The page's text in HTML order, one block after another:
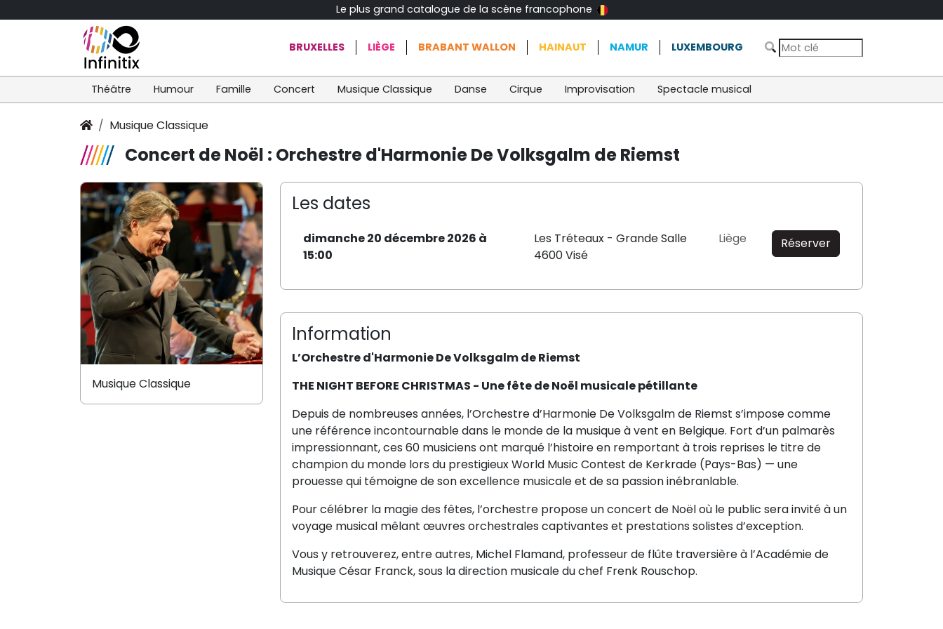
Le plus grand catalogue de la scène francophone
BRUXELLES LIÈGE BRABANT WALLON HAINAUT NAMUR LUXEMBOURG
Théâtre Humour Famille Concert Musique Classique Danse Cirque Improvisation Spectacle musical
Musique Classique
Concert de Noël : Orchestre d'Harmonie De Volksgalm de Riemst
Les dates
dimanche 20 décembre 2026 à
15:00
Les Tréteaux - Grande Salle
4600 Visé
Liège Réserver
Information
L’Orchestre d'Harmonie De Volksgalm de Riemst
THE NIGHT BEFORE CHRISTMAS - Une fête de Noël musicale pétillante
Depuis de nombreuses années, l’Orchestre d’Harmonie De Volksgalm de Riemst s’impose comme
une référence incontournable dans le monde de la musique à vent en Belgique. Fort d’un palmarès
impressionnant, ces 60 musiciens ont marqué l’histoire en remportant à trois reprises le titre de
champion du monde lors du prestigieux World Music Contest de Kerkrade (Pays-Bas) — une
prouesse qui témoigne de son excellence musicale et de sa passion inébranlable.
Pour célébrer la magie des fêtes, l’orchestre propose un concert de Noël où le public sera invité à un
voyage musical mêlant œuvres orchestrales captivantes et prestations solistes d’exception.
Vous y retrouverez, entre autres, Michel Flamand, professeur de flûte traversière à l’Académie de
Musique César Franck, sous la direction musicale du chef Frenk Rouschop.
Musique Classique